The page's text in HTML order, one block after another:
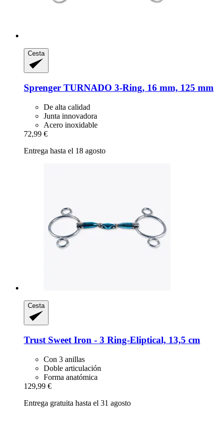
Cesta
Sprenger TURNADO 3-​Ring, 16 mm, 125 mm
De alta calidad
Junta innovadora
Acero inoxidable
72,99 €
Entrega hasta el 18 agosto
Cesta
Trust Sweet Iron -​ 3 Ring-​Eliptical, 13,5 cm
Con 3 anillas
Doble articulación
Forma anatómica
129,99 €
Entrega gratuita hasta el 31 agosto